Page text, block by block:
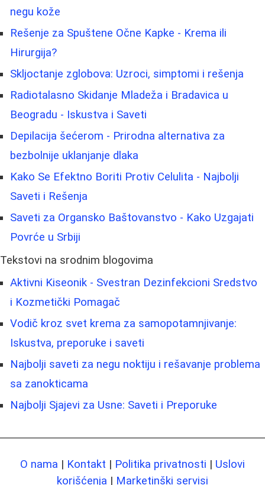
negu kože
Rešenje za Spuštene Očne Kapke - Krema ili
Hirurgija?
Skljoctanje zglobova: Uzroci, simptomi i rešenja
Radiotalasno Skidanje Mladeža i Bradavica u
Beogradu - Iskustva i Saveti
Depilacija šećerom - Prirodna alternativa za
bezbolnije uklanjanje dlaka
Kako Se Efektno Boriti Protiv Celulita - Najbolji
Saveti i Rešenja
Saveti za Organsko Baštovanstvo - Kako Uzgajati
Povrće u Srbiji
Tekstovi na srodnim blogovima
Aktivni Kiseonik - Svestran Dezinfekcioni Sredstvo
i Kozmetički Pomagač
Vodič kroz svet krema za samopotamnjivanje:
Iskustva, preporuke i saveti
Najbolji saveti za negu noktiju i rešavanje problema
sa zanokticama
Najbolji Sjajevi za Usne: Saveti i Preporuke
O nama | Kontakt | Politika privatnosti | Uslovi
korišćenja | Marketinški servisi